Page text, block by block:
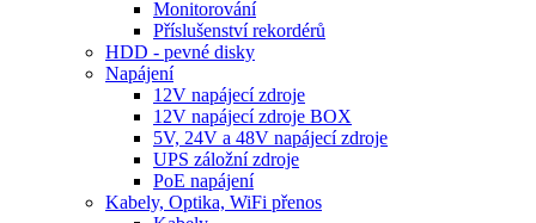
Monitorování
Příslušenství rekordérů
HDD - pevné disky
Napájení
12V napájecí zdroje
12V napájecí zdroje BOX
5V, 24V a 48V napájecí zdroje
UPS záložní zdroje
PoE napájení
Kabely, Optika, WiFi přenos